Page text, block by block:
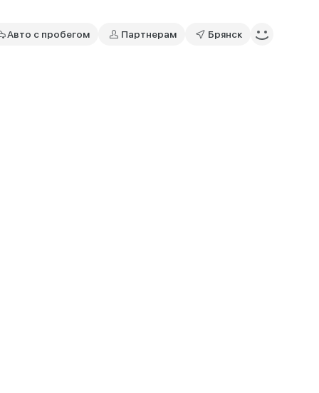
Авто с пробегом Партнерам Брянск